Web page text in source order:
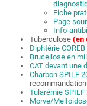
Fiche
Page
Info-
Tuberculose (en
Diphtérie COREB
Brucellose en
CAT devant une
Charbon SPILF
Tularémie SPILF
Morve/